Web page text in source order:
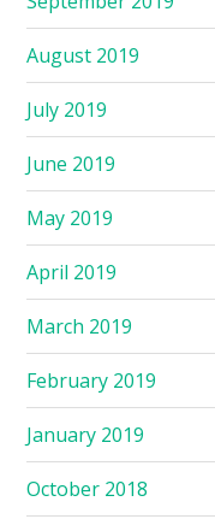
August 2019
July 2019
June 2019
May 2019
April 2019
March 2019
February 2019
January 2019
October 2018